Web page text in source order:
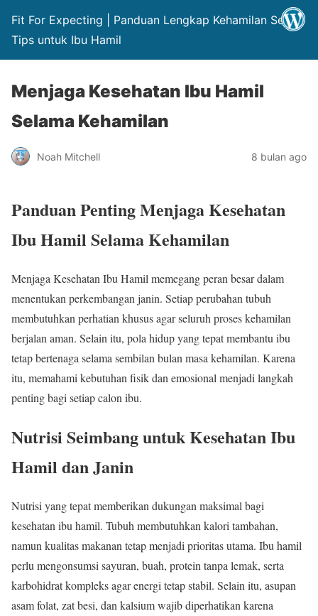
Fit For Expecting | Panduan Lengkap Kehamilan Sehat
Tips untuk Ibu Hamil
Menjaga Kesehatan Ibu Hamil
Selama Kehamilan
Noah Mitchell 8 bulan ago
Panduan Penting Menjaga Kesehatan
Ibu Hamil Selama Kehamilan
Menjaga Kesehatan Ibu Hamil memegang peran besar dalam
menentukan perkembangan janin. Setiap perubahan tubuh
membutuhkan perhatian khusus agar seluruh proses kehamilan
berjalan aman. Selain itu, pola hidup yang tepat membantu ibu
tetap bertenaga selama sembilan bulan masa kehamilan. Karena
itu, memahami kebutuhan fisik dan emosional menjadi langkah
penting bagi setiap calon ibu.
Nutrisi Seimbang untuk Kesehatan Ibu
Hamil dan Janin
Nutrisi yang tepat memberikan dukungan maksimal bagi
kesehatan ibu hamil. Tubuh membutuhkan kalori tambahan,
namun kualitas makanan tetap menjadi prioritas utama. Ibu hamil
perlu mengonsumsi sayuran, buah, protein tanpa lemak, serta
karbohidrat kompleks agar energi tetap stabil. Selain itu, asupan
asam folat, zat besi, dan kalsium wajib diperhatikan karena